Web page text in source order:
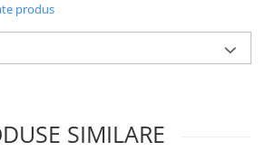
produs
SIMILARE